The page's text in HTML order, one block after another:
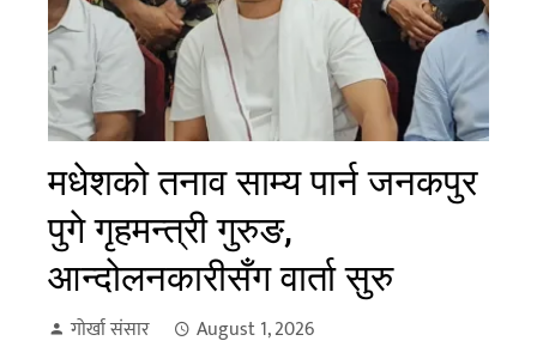
मधेशको तनाव साम्य पार्न जनकपुर
पुगे गृहमन्त्री गुरुङ,
आन्दोलनकारीसँग वार्ता सुरु
गोर्खा संसार August 1, 2026